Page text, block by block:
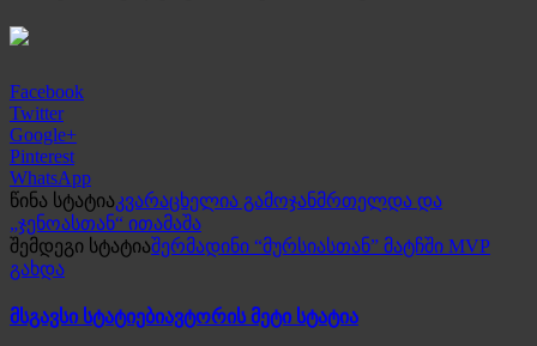
Facebook
Twitter
Google+
Pinterest
WhatsApp
წინა სტატიაკვარაცხელია გამოჯანმრთელდა და
„ჯენოასთან“ ითამაშა
შემდეგი სტატიაშერმადინი “მურსიასთან” მატჩში MVP
გახდა
მსგავსი სტატიებიავტორის მეტი სტატია